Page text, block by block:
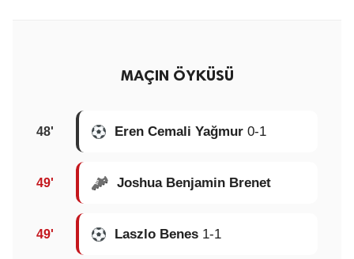
MAÇIN ÖYKÜSÜ
48' Eren Cemali Yağmur 0-1
49' Joshua Benjamin Brenet
49' Laszlo Benes 1-1